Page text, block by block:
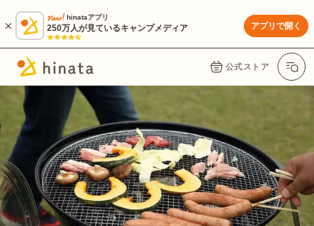
hinataアプリ
250万人が見ているキャンプメディア アプリで開く
公式ストア